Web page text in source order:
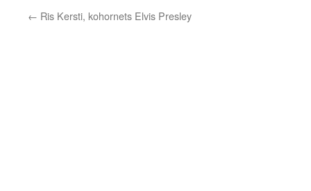
← Ris Kersti, kohornets Elvis Presley